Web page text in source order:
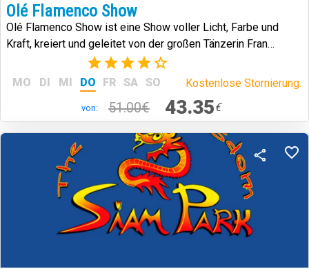
Olé Flamenco Show
Olé Flamenco Show ist eine Show voller Licht, Farbe und
Kraft, kreiert und geleitet von der großen Tänzerin Fran
(3)
MO DI MI DO FR SA SO Kostenlose Stornierung.
von: 51.00€ 43.35€